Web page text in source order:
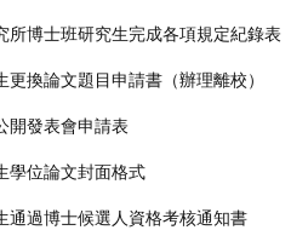
所博士班研究生完成各項規定紀錄表
更換論文題目申請書（辦理離校）
開發表會申請表
學位論文封面格式
通過博士候選人資格考核通知書